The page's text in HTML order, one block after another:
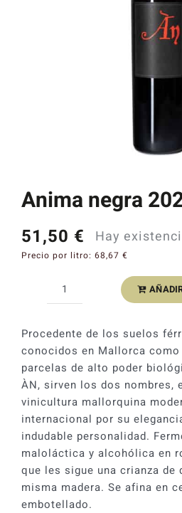
Anima negra
51,50 € Hay
Precio por litro: 68,67 €
Anima
2022
cantidad
Procedente de los suelos
conocidos en Mallorca
parcelas de alto poder
ÀN, sirven los dos nombres,
vinicultura mallorquina
internacional por su
indudable personalidad.
maloláctica y alcohólica en
que les sigue una crianza de
misma madera. Se afina en
embotellado.